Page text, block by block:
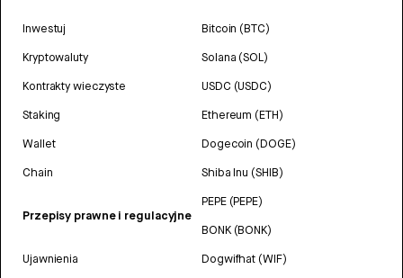
Inwestuj
Kryptowaluty
Kontrakty wieczyste
Staking
Wallet
Chain
Przepisy prawne i regulacyjne
Ujawnienia
Bitcoin (BTC)
Solana (SOL)
USDC (USDC)
Ethereum (ETH)
Dogecoin (DOGE)
Shiba Inu (SHIB)
PEPE (PEPE)
BONK (BONK)
Dogwifhat (WIF)